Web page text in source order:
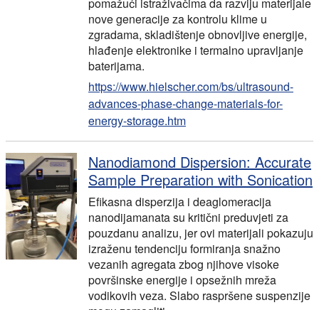
nove generacije za kontrolu klime u
zgradama, skladištenje obnovljive energije,
hlađenje elektronike i termalno upravljanje
baterijama.
https://www.hielscher.com/bs/ultrasound-
advances-phase-change-materials-for-
energy-storage.htm
Nanodiamond Dispersion: Accurate
Sample Preparation with Sonication
Efikasna disperzija i deaglomeracija
nanodijamanata su kritični preduvjeti za
pouzdanu analizu, jer ovi materijali pokazuju
izraženu tendenciju formiranja snažno
vezanih agregata zbog njihove visoke
površinske energije i opsežnih mreža
vodikovih veza. Slabo raspršene suspenzije